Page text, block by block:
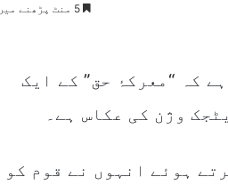
5 منٹ پڑھنے میں
کہ “معرکۂ حق” کے ایک
وژن کی عکاس ہے۔
ہوئے انہوں نے قوم کو